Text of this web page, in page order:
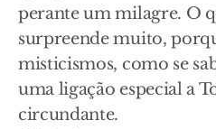
perante um milagre. O
surpreende muito,
misticismos, como se
uma ligação especial a
circundante.